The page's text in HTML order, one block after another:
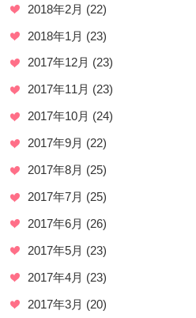
2018年2月 (22)
2018年1月 (23)
2017年12月 (23)
2017年11月 (23)
2017年10月 (24)
2017年9月 (22)
2017年8月 (25)
2017年7月 (25)
2017年6月 (26)
2017年5月 (23)
2017年4月 (23)
2017年3月 (20)